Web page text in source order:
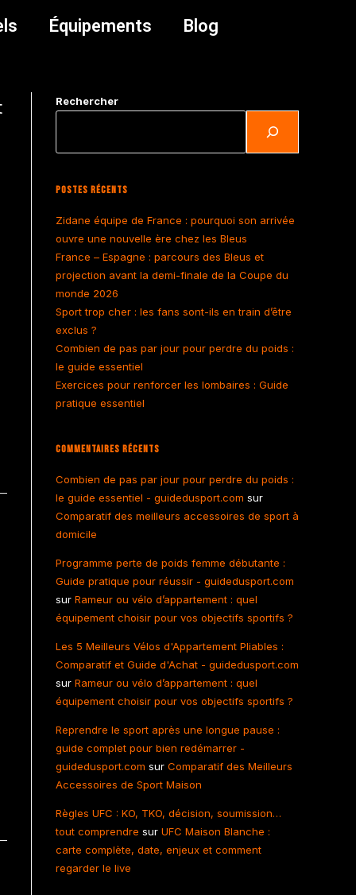
Équipements Blog
Rechercher
Postes Récents
Zidane équipe de France : pourquoi son arrivée
ouvre une nouvelle ère chez les Bleus
France – Espagne : parcours des Bleus et
projection avant la demi-finale de la Coupe du
monde 2026
Sport trop cher : les fans sont-ils en train d’être
exclus ?
Combien de pas par jour pour perdre du poids :
le guide essentiel
Exercices pour renforcer les lombaires : Guide
pratique essentiel
Commentaires Récents
Combien de pas par jour pour perdre du poids :
le guide essentiel - guidedusport.com sur
Comparatif des meilleurs accessoires de sport à
domicile
Programme perte de poids femme débutante :
Guide pratique pour réussir - guidedusport.com
sur Rameur ou vélo d’appartement : quel
équipement choisir pour vos objectifs sportifs ?
Les 5 Meilleurs Vélos d'Appartement Pliables :
Comparatif et Guide d'Achat - guidedusport.com
sur Rameur ou vélo d’appartement : quel
équipement choisir pour vos objectifs sportifs ?
Reprendre le sport après une longue pause :
guide complet pour bien redémarrer -
guidedusport.com sur Comparatif des Meilleurs
Accessoires de Sport Maison
Règles UFC : KO, TKO, décision, soumission…
tout comprendre sur UFC Maison Blanche :
carte complète, date, enjeux et comment
regarder le live